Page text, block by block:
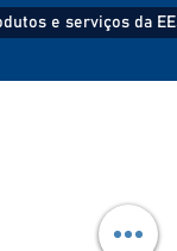
e serviços da